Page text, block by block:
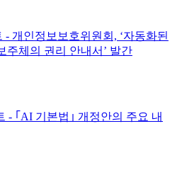
- 개인정보보호위원회, ‘자동화된
주체의 권리 안내서’ 발간
- ｢AI 기본법｣ 개정안의 주요 내